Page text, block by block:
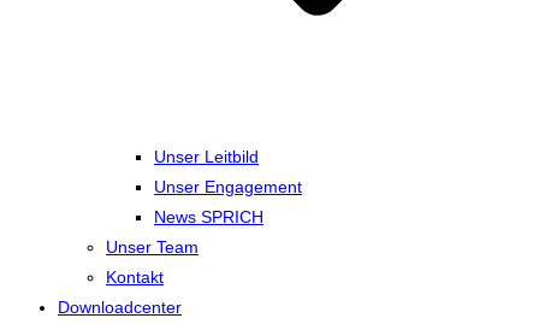
Unser Leitbild
Unser Engagement
News SPRICH
Unser Team
Kontakt
Downloadcenter